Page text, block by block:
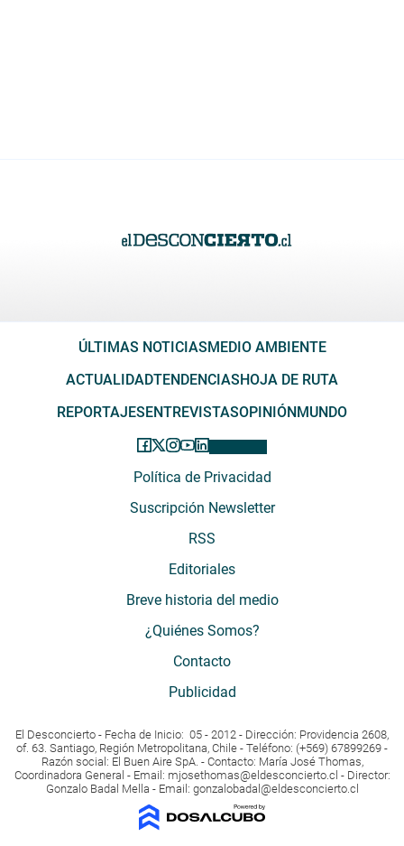
ÚLTIMAS NOTICIASMEDIO AMBIENTE
ACTUALIDADTENDENCIASHOJA DE RUTA
REPORTAJESENTREVISTASOPINIÓNMUNDO
Política de Privacidad
Suscripción Newsletter
RSS
Editoriales
Breve historia del medio
¿Quiénes Somos?
Contacto
Publicidad
El Desconcierto - Fecha de Inicio: 05 - 2012 - Dirección: Providencia 2608,
of. 63. Santiago, Región Metropolitana, Chile - Teléfono: (+569) 67899269 -
Razón social: El Buen Aire SpA. - Contacto: María José Thomas,
Coordinadora General - Email: mjosethomas@eldesconcierto.cl - Director:
Gonzalo Badal Mella - Email: gonzalobadal@eldesconcierto.cl